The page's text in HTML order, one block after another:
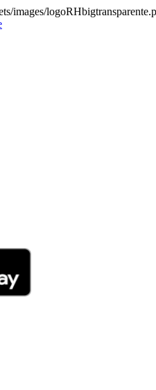
images/